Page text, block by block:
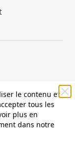
le contenu et
tous les
plus en
dans notre
(CGU)